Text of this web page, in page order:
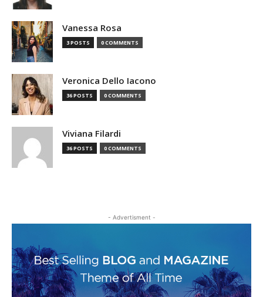
Vanessa Rosa
3 POSTS 0 COMMENTS
Veronica Dello Iacono
36 POSTS 0 COMMENTS
Viviana Filardi
36 POSTS 0 COMMENTS
- Advertisment -